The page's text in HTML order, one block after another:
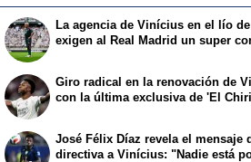
La agencia de Vinícius en el lío
exigen al Real Madrid un super
Giro radical en la renovación de
con la última exclusiva de 'El
José Félix Díaz revela el mensaje
directiva a Vinícius: "Nadie está